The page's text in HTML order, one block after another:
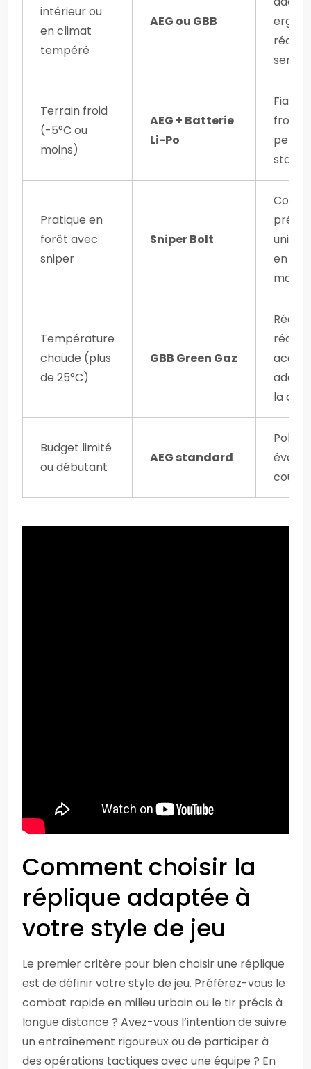
intérieur ou
en climat
tempéré
AEG ou GBB
Terrain froid
(-5°C ou
moins)
AEG + Batterie
Li-Po
froid,
stable
Pratique en
forêt avec
sniper
Sniper Bolt
en
Température
chaude (plus
de 25°C)
GBB Green Gaz
accru,
la
Budget limité
ou débutant
AEG standard
coût
Comment choisir la
réplique adaptée à
votre style de jeu
Le premier critère pour bien choisir une réplique
est de définir votre style de jeu. Préférez-vous le
combat rapide en milieu urbain ou le tir précis à
longue distance ? Avez-vous l’intention de suivre
un entraînement rigoureux ou de participer à
des opérations tactiques avec une équipe ? En